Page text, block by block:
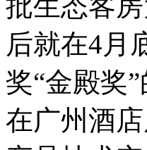
批生态客
后就在4月
奖“金殿奖
在广州酒